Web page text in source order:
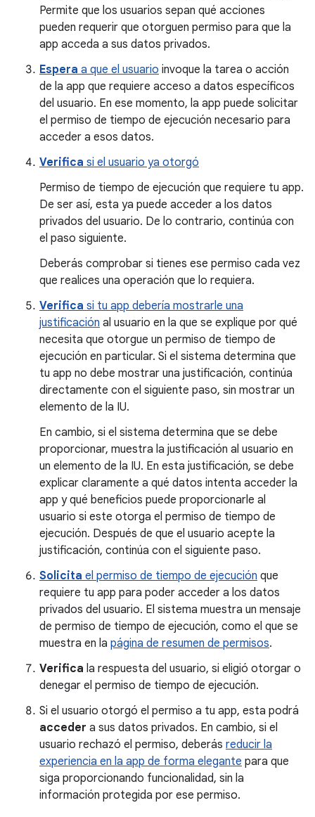
Permite que los usuarios sepan qué acciones
pueden requerir que otorguen permiso para que la
app acceda a sus datos privados.
Espera a que el usuario invoque la tarea o acción
de la app que requiere acceso a datos específicos
del usuario. En ese momento, la app puede solicitar
el permiso de tiempo de ejecución necesario para
acceder a esos datos.
Verifica si el usuario ya otorgó
Permiso de tiempo de ejecución que requiere tu app.
De ser así, esta ya puede acceder a los datos
privados del usuario. De lo contrario, continúa con
el paso siguiente.
Deberás comprobar si tienes ese permiso cada vez
que realices una operación que lo requiera.
Verifica si tu app debería mostrarle una
justificación al usuario en la que se explique por qué
necesita que otorgue un permiso de tiempo de
ejecución en particular. Si el sistema determina que
tu app no debe mostrar una justificación, continúa
directamente con el siguiente paso, sin mostrar un
elemento de la IU.
En cambio, si el sistema determina que se debe
proporcionar, muestra la justificación al usuario en
un elemento de la IU. En esta justificación, se debe
explicar claramente a qué datos intenta acceder la
app y qué beneficios puede proporcionarle al
usuario si este otorga el permiso de tiempo de
ejecución. Después de que el usuario acepte la
justificación, continúa con el siguiente paso.
Solicita el permiso de tiempo de ejecución que
requiere tu app para poder acceder a los datos
privados del usuario. El sistema muestra un mensaje
de permiso de tiempo de ejecución, como el que se
muestra en la página de resumen de permisos.
Verifica la respuesta del usuario, si eligió otorgar o
denegar el permiso de tiempo de ejecución.
Si el usuario otorgó el permiso a tu app, esta podrá
acceder a sus datos privados. En cambio, si el
usuario rechazó el permiso, deberás reducir la
experiencia en la app de forma elegante para que
siga proporcionando funcionalidad, sin la
información protegida por ese permiso.